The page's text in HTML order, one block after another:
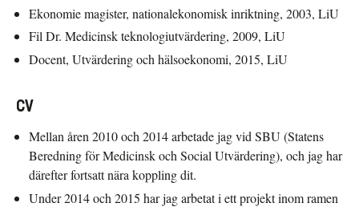
Ekonomie magister, nationalekonomisk inriktning, 2003, LiU
Fil Dr. Medicinsk teknologiutvärdering, 2009, LiU
Docent, Utvärdering och hälsoekonomi, 2015, LiU
CV
Mellan åren 2010 och 2014 arbetade jag vid SBU (Statens
Beredning för Medicinsk och Social Utvärdering), och jag har
därefter fortsatt nära koppling dit.
Under 2014 och 2015 har jag arbetat i ett projekt inom ramen